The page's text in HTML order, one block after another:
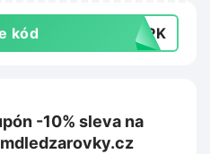
kód F3PK
-10% sleva na